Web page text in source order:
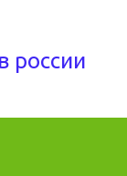
россии